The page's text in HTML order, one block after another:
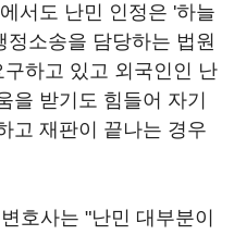
서도 난민 인정은 '하늘
소송을 담당하는 법원
하고 있고 외국인인 난
을 받기도 힘들어 자기
고 재판이 끝나는 경우
호사는 "난민 대부분이